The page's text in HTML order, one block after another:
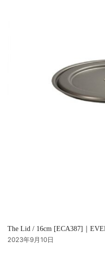
The Lid / 16cm [ECA387]｜
2023年9月10日